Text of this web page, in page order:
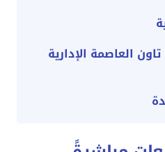
العاصمة الإدارية